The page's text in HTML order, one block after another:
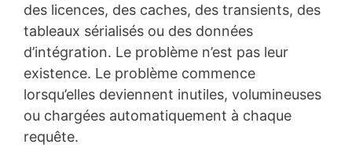
des licences, des caches, des transients, des
tableaux sérialisés ou des données
d’intégration. Le problème n’est pas leur
existence. Le problème commence
lorsqu’elles deviennent inutiles, volumineuses
ou chargées automatiquement à chaque
requête.